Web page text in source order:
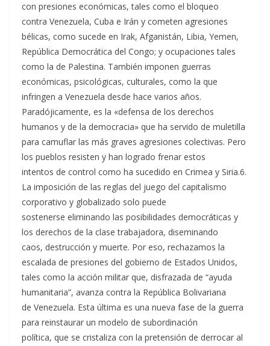
con presiones económicas, tales como el bloqueo
contra Venezuela, Cuba e Irán y cometen agresiones
bélicas, como sucede en Irak, Afganistán, Libia, Yemen,
República Democrática del Congo; y ocupaciones tales
como la de Palestina. También imponen guerras
económicas, psicológicas, culturales, como la que
infringen a Venezuela desde hace varios años.
Paradójicamente, es la «defensa de los derechos
humanos y de la democracia» que ha servido de muletilla
para camuflar las más graves agresiones colectivas. Pero
los pueblos resisten y han logrado frenar estos
intentos de control como ha sucedido en Crimea y Siria.6.
La imposición de las reglas del juego del capitalismo
corporativo y globalizado solo puede
sostenerse eliminando las posibilidades democráticas y
los derechos de la clase trabajadora, diseminando
caos, destrucción y muerte. Por eso, rechazamos la
escalada de presiones del gobierno de Estados Unidos,
tales como la acción militar que, disfrazada de “ayuda
humanitaria”, avanza contra la República Bolivariana
de Venezuela. Esta última es una nueva fase de la guerra
para reinstaurar un modelo de subordinación
política, que se cristaliza con la pretensión de derrocar al